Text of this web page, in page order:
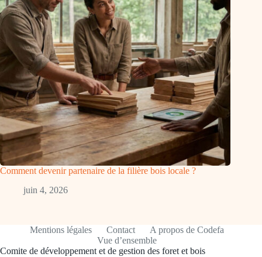
Comment devenir partenaire de la filière bois locale ?
juin 4, 2026
Mentions légales Contact
A propos de Codefa
Vue d’ensemble
Comite de développement et de gestion des foret et bois